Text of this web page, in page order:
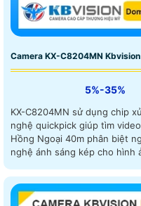
Camera KX-C8204MN
5%-35%
KX-C8204MN sử dụng chip
nghệ quickpick giúp tìm video nhanh hơn.
Hồng Ngoại 40m phân biệt
nghệ ánh sáng kép cho hình